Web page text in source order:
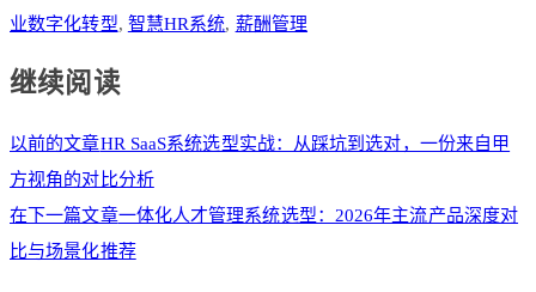
业数字化转型, 智慧HR系统, 薪酬管理
继续阅读
以前的文章HR SaaS系统选型实战：从踩坑到选对，一份来自甲
方视角的对比分析
在下一篇文章一体化人才管理系统选型：2026年主流产品深度对
比与场景化推荐